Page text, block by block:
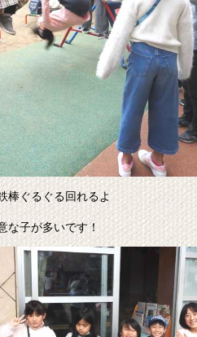
棒ぐるぐる回れるよ
な子が多いです！